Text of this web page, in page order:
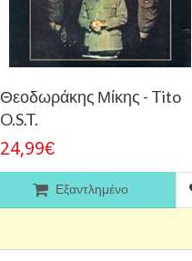
Θεοδωράκης Μίκης - Tito
O.S.T.
24,99€
Εξαντλημένο